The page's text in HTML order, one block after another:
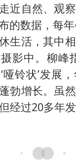
近自然、观
的数据，每
生活，其中
影中。柳峰
哑铃状’发展
勃增长。虽
经过20多年